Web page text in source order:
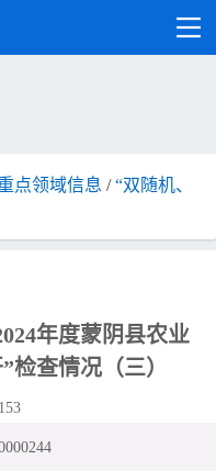
点领域信息 /“双随机、
年度蒙阴县农业
检查情况（三）
153